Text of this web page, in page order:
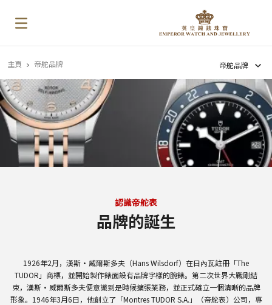
主頁 帝舵品牌 帝舵品牌
認識帝舵表
品牌的誕生
1926年2月，漢斯・威爾斯多夫（Hans Wilsdorf）在日內瓦註冊「The
TUDOR 」商標，並開始製作錶面設有品牌字樣的腕錶。第二次世界大戰剛結
束，漢斯・威爾斯多夫便意識到是時候擴張業務，並正式確立一個清晰的品牌
形象。 1946年3月6日，他創立了「Montres TUDOR S.A. 」（帝舵表）公司，專